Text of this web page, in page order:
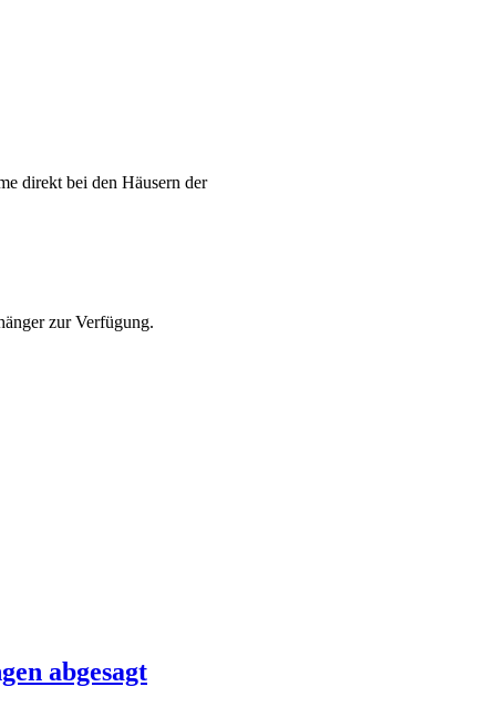
direkt bei den Häusern der
zur Verfügung.
abgesagt